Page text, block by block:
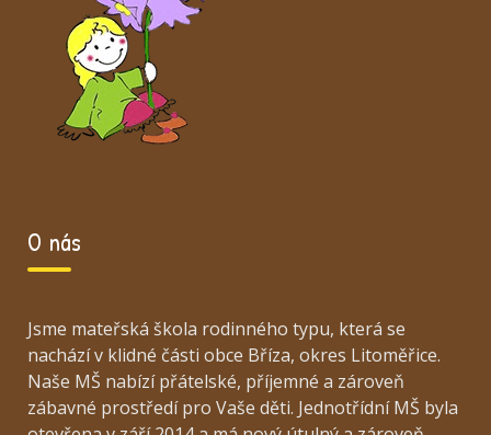
O nás
Jsme mateřská škola rodinného typu, která se
nachází v klidné části obce Bříza, okres Litoměřice.
Naše MŠ nabízí přátelské, příjemné a zároveň
zábavné prostředí pro Vaše děti. Jednotřídní MŠ byla